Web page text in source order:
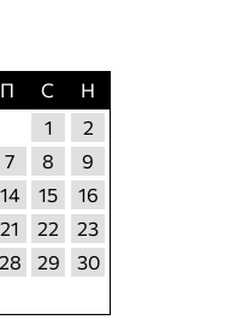
П С
Н
1
2
7 8
9
14 15
16
21 22
23
28 29
30